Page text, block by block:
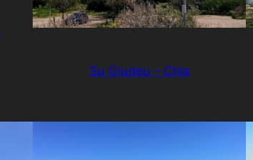
Su Giudeu – Chia